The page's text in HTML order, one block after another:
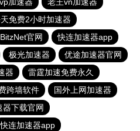
加速器
老王vn加速器
免费2小时加速器
BitzNet官网
快连加速器app
极光加速器
优途加速器官网
器
雷霆加速免费永久
跨墙软件
国外上网加速器
器下载官网
快连加速器app